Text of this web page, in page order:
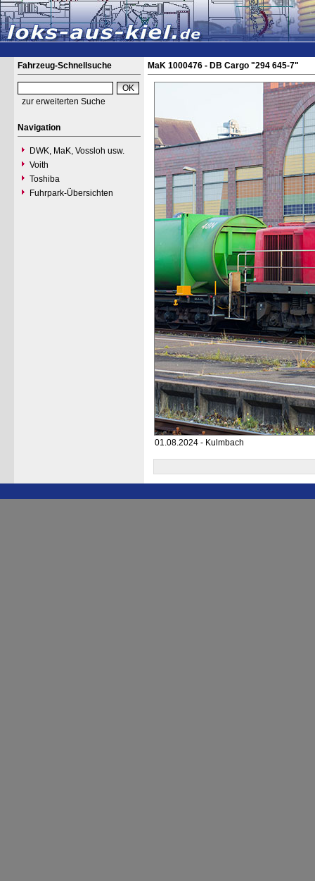
Fahrzeug-Schnellsuche
zur erweiterten Suche
Navigation
DWK, MaK, Vossloh usw.
Voith
Toshiba
Fuhrpark-Übersichten
MaK 1000476 - DB Cargo "294 645-7"
01.08.2024 - Kulmbach